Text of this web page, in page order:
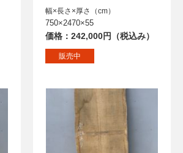
幅×長さ×厚さ（cm）
750×2470×55
価格：242,000円（税込み）
販売中